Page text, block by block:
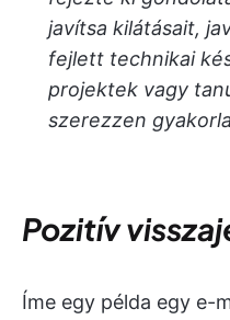
javítsa kilátásait,
fejlett technikai
projektek vagy
szerezzen
Pozitív
Íme egy példa egy e-